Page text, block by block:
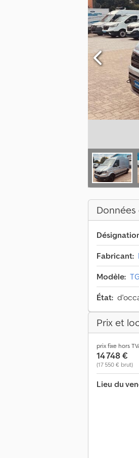
Fabricant:
Modèle:
État:
Prix et
prix fixe hors
14 748 €
(17 550 € brut)
Lieu du